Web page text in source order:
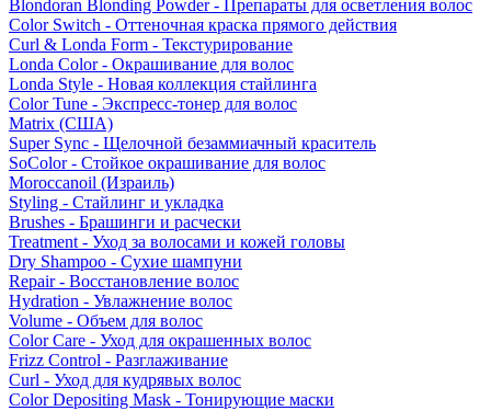
Blondoran Blonding Powder - Препараты для осветления волос
Color Switch - Оттеночная краска прямого действия
Curl & Londa Form - Текстурирование
Londa Color - Окрашивание для волос
Londa Style - Новая коллекция стайлинга
Color Tune - Экспресс-тонер для волос
Matrix (США)
Super Sync - Щелочной безаммиачный краситель
SoColor - Стойкое окрашивание для волос
Moroccanoil (Израиль)
Styling - Стайлинг и укладка
Brushes - Брашинги и расчески
Treatment - Уход за волосами и кожей головы
Dry Shampoo - Сухие шампуни
Repair - Восстановление волос
Hydration - Увлажнение волос
Volume - Объем для волос
Color Care - Уход для окрашенных волос
Frizz Control - Разглаживание
Curl - Уход для кудрявых волос
Color Depositing Mask - Тонирующие маски